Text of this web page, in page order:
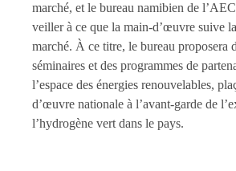
marché, et le bureau namibien de
veiller à ce que la main-d’œuvre suive
marché. À ce titre, le bureau proposera
séminaires et des programmes de
l’espace des énergies renouvelables,
d’œuvre nationale à l’avant-garde de
l’hydrogène vert dans le pays.